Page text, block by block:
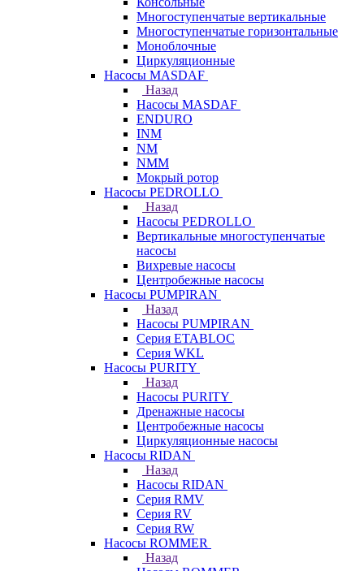
Многоступенчатые вертикальные
Многоступенчатые горизонтальные
Моноблочные
Циркуляционные
Насосы MASDAF
Назад
Насосы MASDAF
ENDURO
INM
NM
NMM
Мокрый ротор
Насосы PEDROLLO
Назад
Насосы PEDROLLO
Вертикальные многоступенчатые
насосы
Вихревые насосы
Центробежные насосы
Насосы PUMPIRAN
Назад
Насосы PUMPIRAN
Серия ETABLOC
Серия WKL
Насосы PURITY
Назад
Насосы PURITY
Дренажные насосы
Центробежные насосы
Циркуляционные насосы
Насосы RIDAN
Назад
Насосы RIDAN
Серия RMV
Серия RV
Серия RW
Насосы ROMMER
Назад